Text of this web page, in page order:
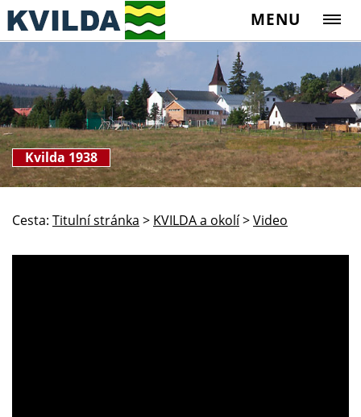
MENU
Kvilda 1938
Cesta: Titulní stránka > KVILDA a okolí>Video